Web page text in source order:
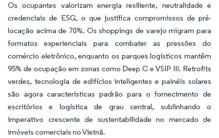
Os ocupantes valorizam energia resiliente, neutralidade e
credenciais de ESG, o que justifica compromissos de pré-
locação acima de 70%. Os shoppings de varejo migram para
formatos experienciais para combater as pressões do
comércio eletrônico, enquanto os parques logísticos mantêm
95% de ocupação em zonas como Deep C e VSIP III. Retrofits
verdes, tecnologia de edifícios inteligentes e painéis solares
são agora características padrão para o fornecimento de
escritórios e logística de grau central, sublinhando o
imperativo crescente de sustentabilidade no mercado de
imóveis comerciais no Vietnã.